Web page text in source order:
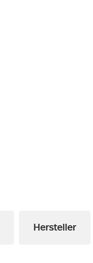
Hersteller